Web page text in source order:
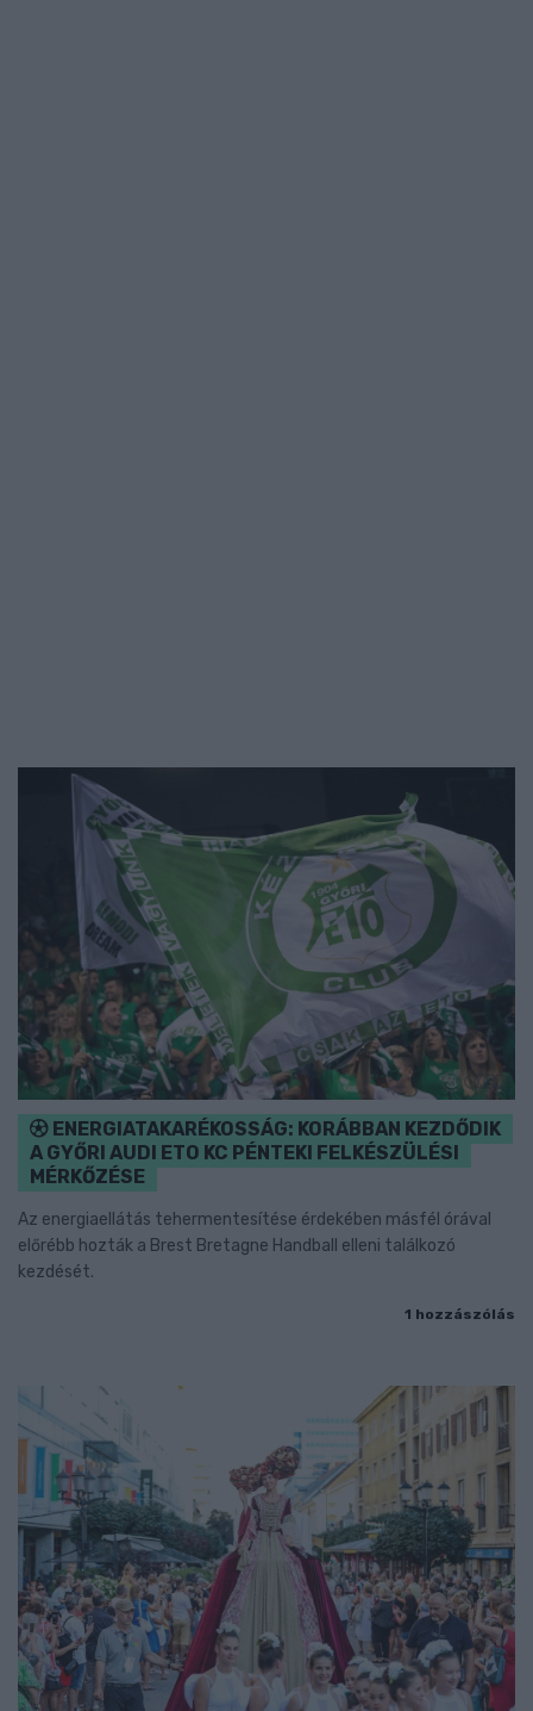
ENERGIATAKARÉKOSSÁG: KORÁBBAN KEZDŐDIK
A GYŐRI AUDI ETO KC PÉNTEKI FELKÉSZÜLÉSI
MÉRKŐZÉSE
Az energiaellátás tehermentesítése érdekében másfél órával
előrébb hozták a Brest Bretagne Handball elleni találkozó
kezdését.
1 hozzászólás